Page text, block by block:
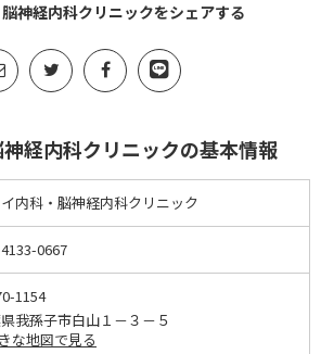
神経内科クリニックをシェアする
経内科クリニックの基本情報
内科・脳神経内科クリニック
0667
1154
我孫子市白山１－３－５
な地図で見る